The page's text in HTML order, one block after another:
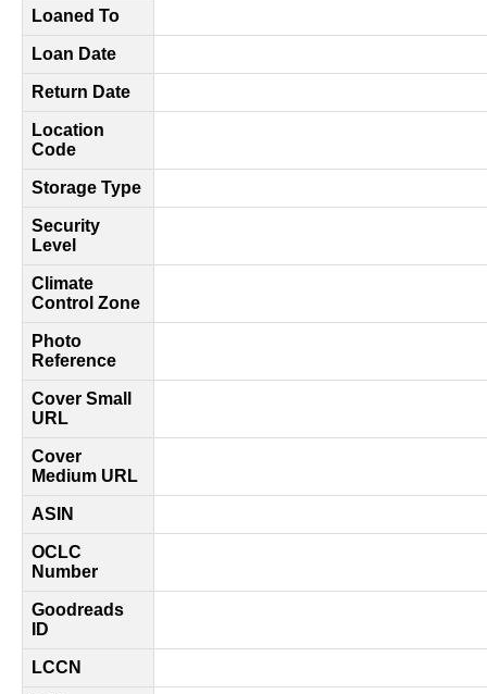
Loaned To
Loan Date
Return Date
Location
Code
Storage Type
Security
Level
Climate
Control Zone
Photo
Reference
Cover Small
URL
Cover
Medium URL
ASIN
OCLC
Number
Goodreads
ID
LCCN